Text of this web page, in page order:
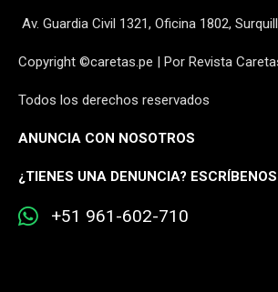
Av. Guardia Civil 1321, Oficina 1802,
Copyright ©caretas.pe | Por Revista
Todos los derechos reservados
ANUNCIA CON NOSOTROS
¿TIENES UNA DENUNCIA? ESCRÍBENOS
+51 961-602-710